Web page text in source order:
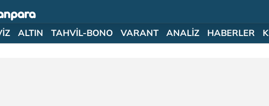
ALTIN TAHVİL-BONO VARANT ANALİZ HABERLER